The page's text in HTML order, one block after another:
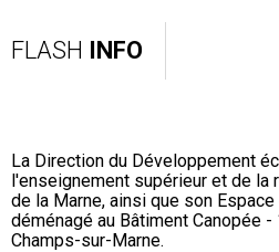
FLASH INFO
La Direction du Développement
l'enseignement supérieur et de la
de la Marne, ainsi que son
déménagé au Bâtiment Canopée -
Champs-sur-Marne.